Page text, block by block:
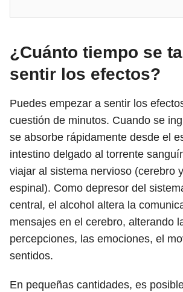
¿Cuánto tiempo se
sentir los efectos?
Puedes empezar a sentir los
cuestión de minutos. Cuando se
se absorbe rápidamente desde el
intestino delgado al torrente
viajar al sistema nervioso (cerebro
espinal). Como depresor del
central, el alcohol altera la
mensajes en el cerebro, alterando
percepciones, las emociones, el
sentidos.
En pequeñas cantidades, es